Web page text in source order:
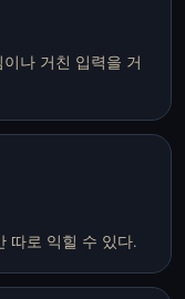
나 거친 입력을 거
따로 익힐 수 있다.